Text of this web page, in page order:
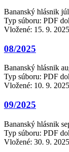
Bananský hlásnik
Typ súboru: PDF
Vložené: 15. 9. 2025
08/2025
Bananský hlásnik
Typ súboru: PDF
Vložené: 10. 9. 2025
09/2025
Bananský hlásnik
Typ súboru: PDF
Vložené: 30. 9. 2025